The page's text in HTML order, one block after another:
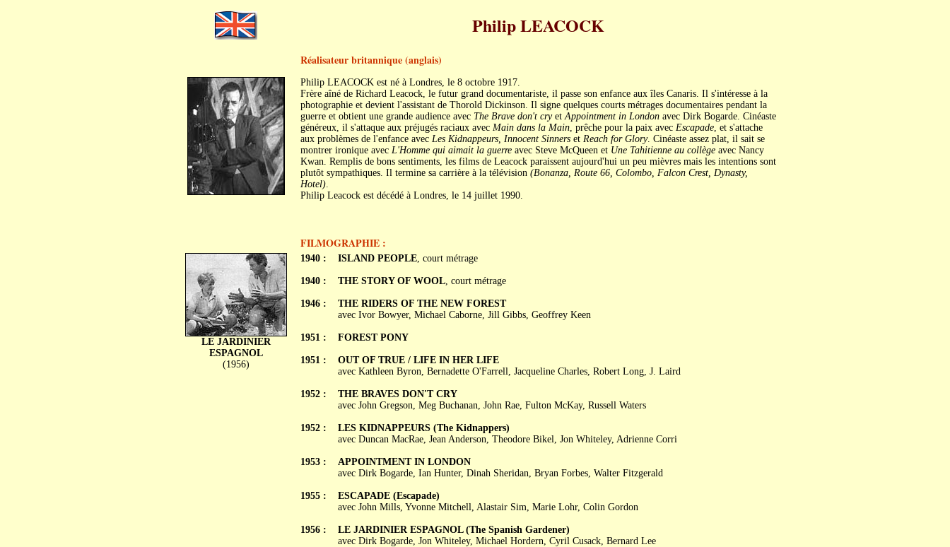
Philip LEACOCK
Réalisateur britannique (anglais)
Philip LEACOCK est né à Londres, le 8 octobre 1917.
Frère aîné de Richard Leacock, le futur grand documentariste, il passe son enfance aux îles Canaris. Il s'intéresse à la
photographie et devient l'assistant de Thorold Dickinson. Il signe quelques courts métrages documentaires pendant la
guerre et obtient une grande audience avec The Brave don't cryetAppointment in Londonavec Dirk Bogarde. Cinéaste
généreux, il s'attaque aux préjugés raciaux avec Main dans la Main, prêche pour la paix avec Escapade, et s'attache
aux problèmes de l'enfance avec Les Kidnappeurs, Innocent Sinnerset Reach for Glory. Cinéaste assez plat, il sait se
montrer ironique avec L'Homme qui aimait la guerreavec Steve McQueen et Une Tahitienne au collègeavec Nancy
Kwan. Remplis de bons sentiments, les films de Leacock paraissent aujourd'hui un peu mièvres mais les intentions sont
plutôt sympathiques. Il termine sa carrière à la télévision (Bonanza, Route 66, Colombo, Falcon Crest, Dynasty,
Hotel).
Philip Leacock est décédé à Londres, le 14 juillet 1990.
FILMOGRAPHIE :
LE JARDINIER
ESPAGNOL
(1956)
1940 :
1940 :
1946 :
1951 :
1951 :
1952 :
1952 :
1953 :
1955 :
1956 :
ISLAND PEOPLE, court métrage
THE STORY OF WOOL, court métrage
THE RIDERS OF THE NEW FOREST
avec Ivor Bowyer, Michael Caborne, Jill Gibbs, Geoffrey Keen
FOREST PONY
OUT OF TRUE / LIFE IN HER LIFE
avec Kathleen Byron, Bernadette O'Farrell, Jacqueline Charles, Robert Long, J. Laird
THE BRAVES DON'T CRY
avec John Gregson, Meg Buchanan, John Rae, Fulton McKay, Russell Waters
LES KIDNAPPEURS (The Kidnappers)
avec Duncan MacRae, Jean Anderson, Theodore Bikel, Jon Whiteley, Adrienne Corri
APPOINTMENT IN LONDON
avec Dirk Bogarde, Ian Hunter, Dinah Sheridan, Bryan Forbes, Walter Fitzgerald
ESCAPADE (Escapade)
avec John Mills, Yvonne Mitchell, Alastair Sim, Marie Lohr, Colin Gordon
LE JARDINIER ESPAGNOL (The Spanish Gardener)
avec Dirk Bogarde, Jon Whiteley, Michael Hordern, Cyril Cusack, Bernard Lee